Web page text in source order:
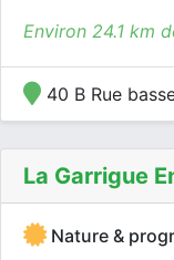
Environ 24.1 km
40 B Rue
La Garrigue
Nature &